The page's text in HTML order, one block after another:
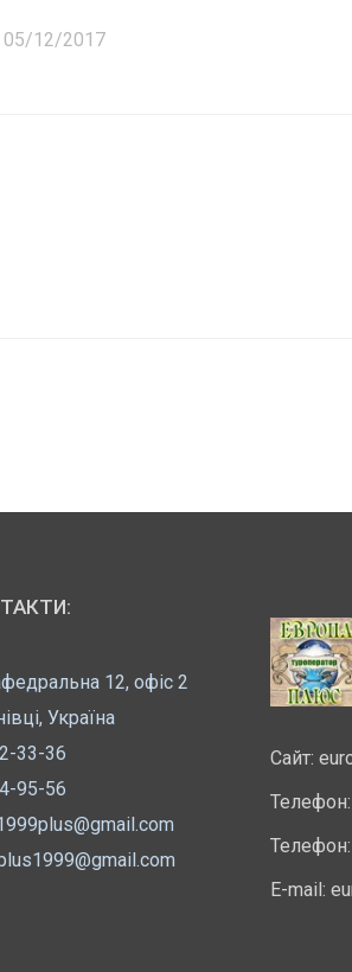
05/12/2017
12, офіс 2
Україна
33-36
95-56
Сайт:
E-mail: